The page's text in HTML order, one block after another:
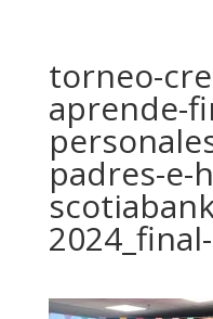
torneo-
aprende-
padres-e-